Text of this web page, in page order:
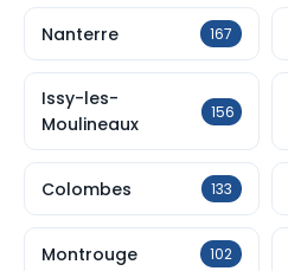
Nanterre 167
Issy-les-
Moulineaux
156
Colombes 133
Montrouge 102